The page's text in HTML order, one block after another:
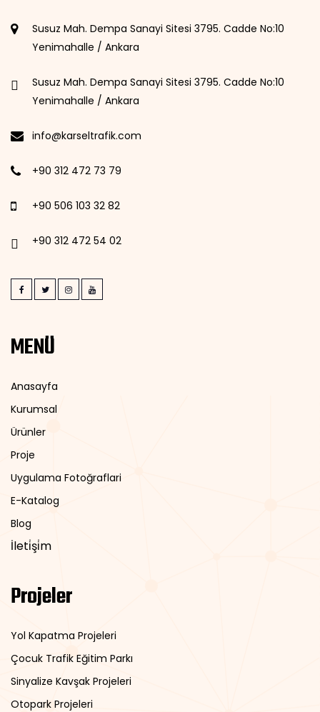
Susuz Mah. Dempa Sanayi Sitesi 3795. Cadde No:10
Yenimahalle / Ankara
Susuz Mah. Dempa Sanayi Sitesi 3795. Cadde No:10
Yenimahalle / Ankara
info@karseltrafik.com
+90 312 472 73 79
+90 506 103 32 82
+90 312 472 54 02
MENÜ
Anasayfa
Kurumsal
Ürünler
Proje
Uygulama Fotoğraflari
E-Katalog
Blog
İleti̇şi̇m
Projeler
Yol Kapatma Projeleri
Çocuk Trafik Eğitim Parkı
Sinyalize Kavşak Projeleri
Otopark Projeleri